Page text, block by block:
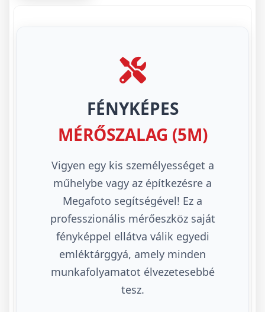
FÉNYKÉPES
MÉRŐSZALAG (5M)
Vigyen egy kis személyességet a
műhelybe vagy az építkezésre a
Megafoto segítségével! Ez a
professzionális mérőeszköz saját
fényképpel ellátva válik egyedi
emléktárggyá, amely minden
munkafolyamatot élvezetesebbé
tesz.